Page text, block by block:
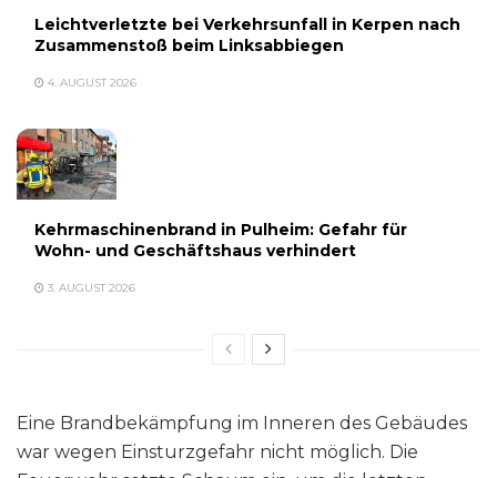
Leichtverletzte bei Verkehrsunfall in Kerpen nach
Zusammenstoß beim Linksabbiegen
4. AUGUST 2026
Kehrmaschinenbrand in Pulheim: Gefahr für
Wohn- und Geschäftshaus verhindert
3. AUGUST 2026
Eine Brandbekämpfung im Inneren des Gebäudes
war wegen Einsturzgefahr nicht möglich. Die